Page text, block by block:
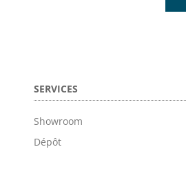
SERVICES
Showroom
Dépôt